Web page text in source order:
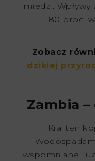
miedzi.
80 proc.
Zobacz
dzikiej
Zambia
Kraj ten
wspomnianej